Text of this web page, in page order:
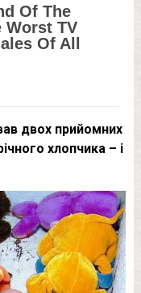
двох прийомних
хлопчика – і